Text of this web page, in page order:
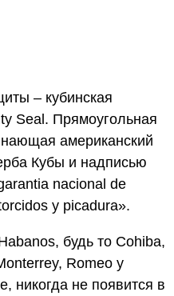
– кубинская
Seal. Прямоугольная
американский
Кубы и надписью
nacional de
y picadura».
будь то Cohiba,
Romeo y
никогда не появится в